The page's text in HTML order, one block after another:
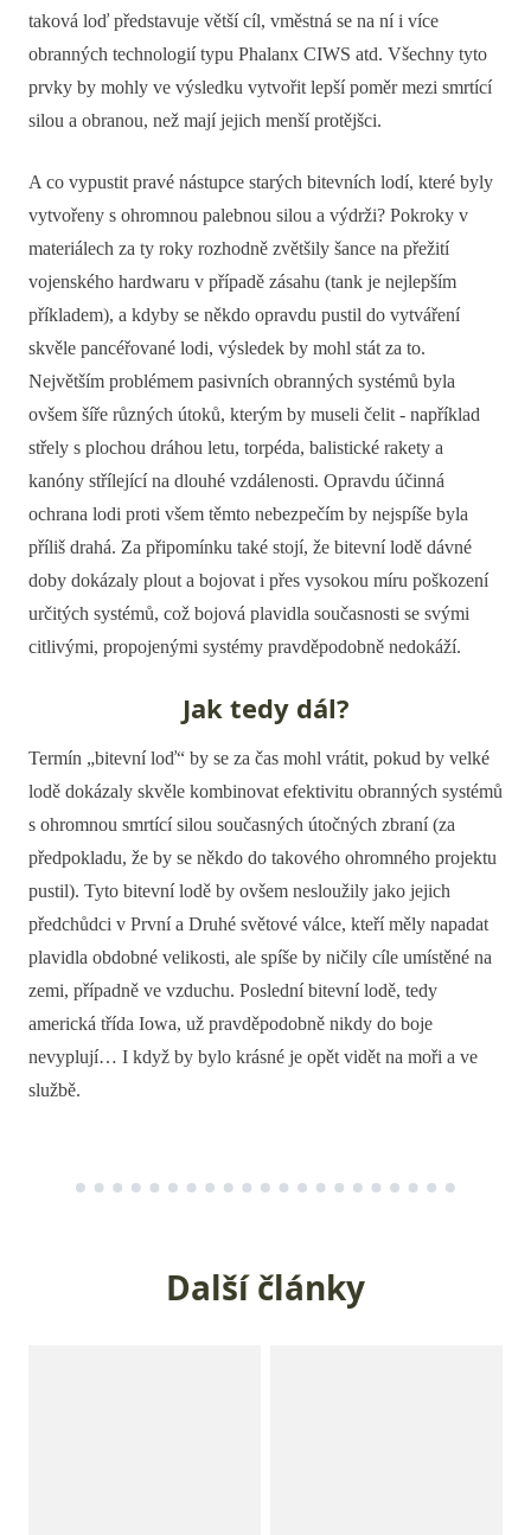
taková loď představuje větší cíl, vměstná se na ní i více
obranných technologií typu Phalanx CIWS atd. Všechny tyto
prvky by mohly ve výsledku vytvořit lepší poměr mezi smrtící
silou a obranou, než mají jejich menší protějšci.
A co vypustit pravé nástupce starých bitevních lodí, které byly
vytvořeny s ohromnou palebnou silou a výdrži? Pokroky v
materiálech za ty roky rozhodně zvětšily šance na přežití
vojenského hardwaru v případě zásahu (tank je nejlepším
příkladem), a kdyby se někdo opravdu pustil do vytváření
skvěle pancéřované lodi, výsledek by mohl stát za to.
Největším problémem pasivních obranných systémů byla
ovšem šíře různých útoků, kterým by museli čelit - například
střely s plochou dráhou letu, torpéda, balistické rakety a
kanóny střílející na dlouhé vzdálenosti. Opravdu účinná
ochrana lodi proti všem těmto nebezpečím by nejspíše byla
příliš drahá. Za připomínku také stojí, že bitevní lodě dávné
doby dokázaly plout a bojovat i přes vysokou míru poškození
určitých systémů, což bojová plavidla současnosti se svými
citlivými, propojenými systémy pravděpodobně nedokáží.
Jak tedy dál?
Termín „bitevní loď“ by se za čas mohl vrátit, pokud by velké
lodě dokázaly skvěle kombinovat efektivitu obranných systémů
s ohromnou smrtící silou současných útočných zbraní (za
předpokladu, že by se někdo do takového ohromného projektu
pustil). Tyto bitevní lodě by ovšem nesloužily jako jejich
předchůdci v První a Druhé světové válce, kteří měly napadat
plavidla obdobné velikosti, ale spíše by ničily cíle umístěné na
zemi, případně ve vzduchu. Poslední bitevní lodě, tedy
americká třída Iowa, už pravděpodobně nikdy do boje
nevyplují… I když by bylo krásné je opět vidět na moři a ve
službě.
Další články